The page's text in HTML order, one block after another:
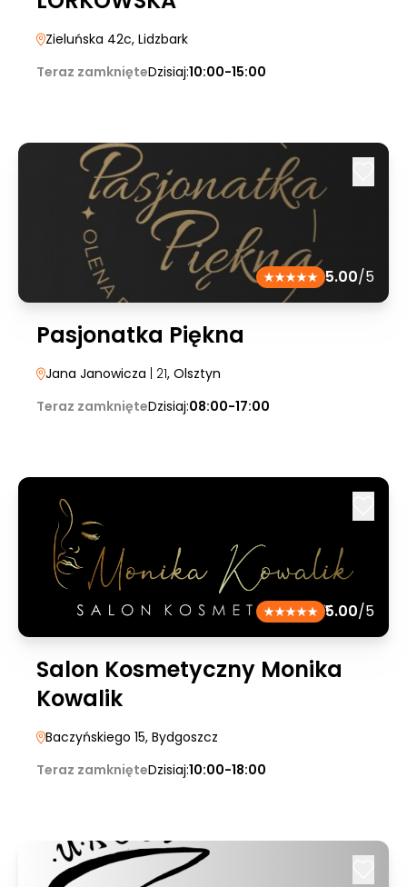
Zieluńska 42c, Lidzbark
Teraz zamknięteDzisiaj:10:00-15:00
5.00/5
Pasjonatka Piękna
Jana Janowicza | 21, Olsztyn
Teraz zamknięteDzisiaj:08:00-17:00
5.00/5
Salon Kosmetyczny Monika
Kowalik
Baczyńskiego 15, Bydgoszcz
Teraz zamknięteDzisiaj:10:00-18:00